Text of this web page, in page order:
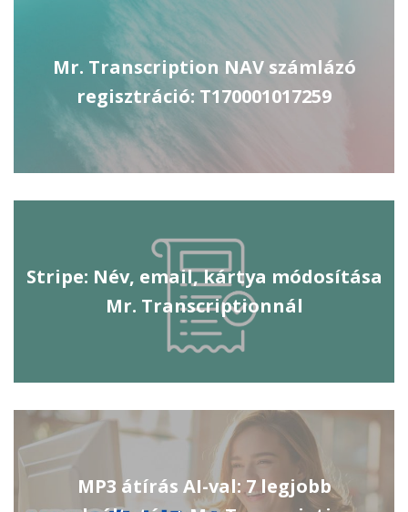
Mr. Transcription NAV számlázó
regisztráció: T170001017259
Stripe: Név, email, kártya módosítása
Mr. Transcriptionnál
MP3 átírás AI-val: 7 legjobb